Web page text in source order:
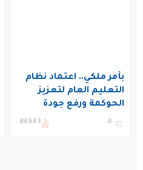
بأمر ملكي.. اعتماد نظام
التعليم العام لتعزيز
الحوكمة ورفع جودة
التعليم في المملكة
0
86943